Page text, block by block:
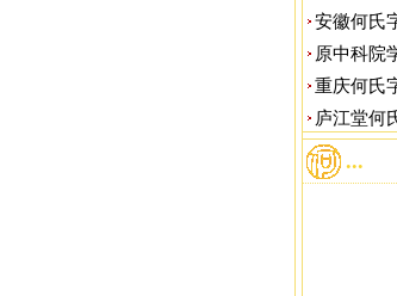
安徽何氏
原中科院
重庆何氏
庐江堂何
...